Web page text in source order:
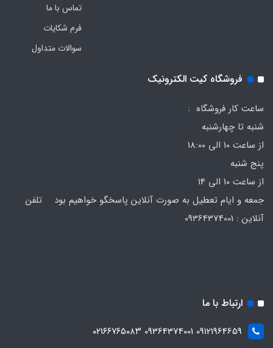
تماس با ما
فرم‌ شکایات
سوالات متداول
فروشگاه کیت الکترونیک
ساعت کار فروشگاه :
شنبه تا چهارشنبه
از ساعت 10 الی 18:00
پنج شنبه
از ساعت 10 الی 14
جمعه و ایام تعطیل به صورت آنلاین پاسخگو خواهیم بود تلفن
ارتباط با ما
09121964659 09364374001 ۰۲۱۶۶۷۶۵۰۸۳